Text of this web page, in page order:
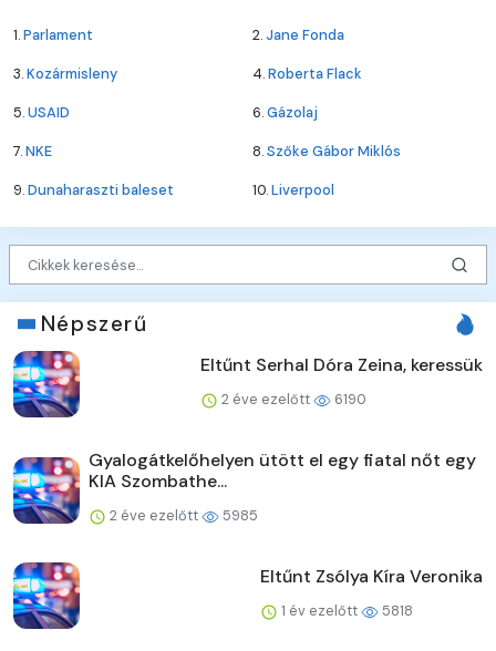
1.Parlament 2.Jane Fonda
3.Kozármisleny 4.Roberta Flack
5.USAID 6.Gázolaj
7.NKE 8.Szőke Gábor Miklós
9.Dunaharaszti baleset 10.Liverpool
Népszerű
Eltűnt Serhal Dóra Zeina, keressük
2 éve ezelőtt 6190
Gyalogátkelőhelyen ütött el egy fiatal nőt egy
KIA Szombathe...
2 éve ezelőtt 5985
Eltűnt Zsólya Kíra Veronika
1 év ezelőtt 5818